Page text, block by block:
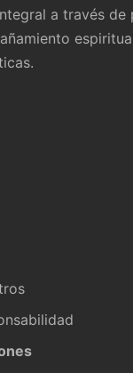
a través de